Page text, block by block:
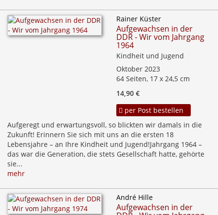
Rainer Küster
Aufgewachsen in der
DDR - Wir vom Jahrgang
1964
Kindheit und Jugend
Oktober 2023
64 Seiten, 17 x 24,5 cm
14,90 €
per Post bestellen
Aufgeregt und erwartungsvoll, so blickten wir damals in die
Zukunft! Erinnern Sie sich mit uns an die ersten 18
Lebensjahre – an Ihre Kindheit und Jugend!Jahrgang 1964 –
das war die Generation, die stets Gesellschaft hatte, gehörte
sie...
mehr
André Hille
Aufgewachsen in der